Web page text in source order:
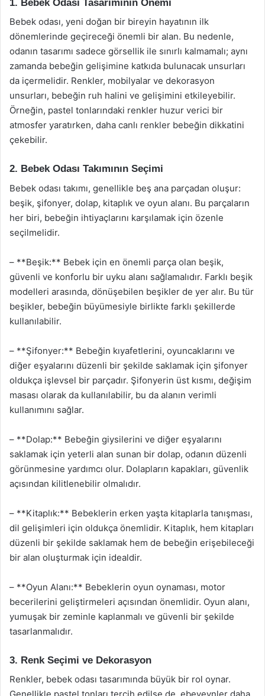
1. Bebek Odası Tasarımının Önemi
Bebek odası, yeni doğan bir bireyin hayatının ilk
dönemlerinde geçireceği önemli bir alan. Bu nedenle,
odanın tasarımı sadece görsellik ile sınırlı kalmamalı; aynı
zamanda bebeğin gelişimine katkıda bulunacak unsurları
da içermelidir. Renkler, mobilyalar ve dekorasyon
unsurları, bebeğin ruh halini ve gelişimini etkileyebilir.
Örneğin, pastel tonlarındaki renkler huzur verici bir
atmosfer yaratırken, daha canlı renkler bebeğin dikkatini
çekebilir.
2. Bebek Odası Takımının Seçimi
Bebek odası takımı, genellikle beş ana parçadan oluşur:
beşik, şifonyer, dolap, kitaplık ve oyun alanı. Bu parçaların
her biri, bebeğin ihtiyaçlarını karşılamak için özenle
seçilmelidir.
– **Beşik:** Bebek için en önemli parça olan beşik,
güvenli ve konforlu bir uyku alanı sağlamalıdır. Farklı beşik
modelleri arasında, dönüşebilen beşikler de yer alır. Bu tür
beşikler, bebeğin büyümesiyle birlikte farklı şekillerde
kullanılabilir.
– **Şifonyer:** Bebeğin kıyafetlerini, oyuncaklarını ve
diğer eşyalarını düzenli bir şekilde saklamak için şifonyer
oldukça işlevsel bir parçadır. Şifonyerin üst kısmı, değişim
masası olarak da kullanılabilir, bu da alanın verimli
kullanımını sağlar.
– **Dolap:** Bebeğin giysilerini ve diğer eşyalarını
saklamak için yeterli alan sunan bir dolap, odanın düzenli
görünmesine yardımcı olur. Dolapların kapakları, güvenlik
açısından kilitlenebilir olmalıdır.
– **Kitaplık:** Bebeklerin erken yaşta kitaplarla tanışması,
dil gelişimleri için oldukça önemlidir. Kitaplık, hem kitapları
düzenli bir şekilde saklamak hem de bebeğin erişebileceği
bir alan oluşturmak için idealdir.
– **Oyun Alanı:** Bebeklerin oyun oynaması, motor
becerilerini geliştirmeleri açısından önemlidir. Oyun alanı,
yumuşak bir zeminle kaplanmalı ve güvenli bir şekilde
tasarlanmalıdır.
3. Renk Seçimi ve Dekorasyon
Renkler, bebek odası tasarımında büyük bir rol oynar.